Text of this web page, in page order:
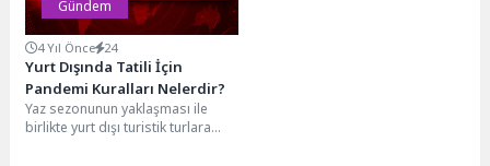
Gündem
4 Yıl Önce 24
Yurt Dışında Tatili İçin
Pandemi Kuralları Nelerdir?
Yaz sezonunun yaklaşması ile
birlikte yurt dışı turistik turlara